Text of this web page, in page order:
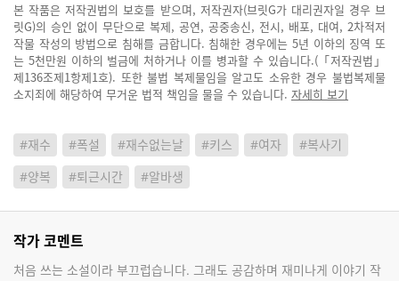
본 작품은 저작권법의 보호를 받으며, 저작권자(브릿G가 대리권자일 경우 브
릿G)의 승인 없이 무단으로 복제, 공연, 공중송신, 전시, 배포, 대여, 2차적저
작물 작성의 방법으로 침해를 금합니다. 침해한 경우에는 5년 이하의 징역 또
는 5천만원 이하의 벌금에 처하거나 이를 병과할 수 있습니다.(「저작권법」
제136조제1항제1호). 또한 불법 복제물임을 알고도 소유한 경우 불법복제물
소지죄에 해당하여 무거운 법적 책임을 물을 수 있습니다. 자세히 보기
#재수 #폭설 #재수없는날 #키스 #여자
#복사기
#양복
#퇴근시간 #알바생
작가 코멘트
처음 쓰는 소설이라 부끄럽습니다. 그래도 공감하며 재미나게 이야기 작